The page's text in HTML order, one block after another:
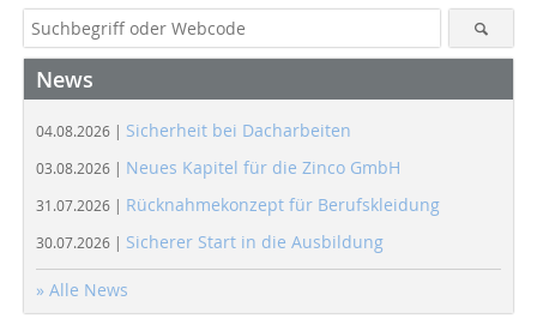
News
04.08.2026 | Sicherheit bei Dacharbeiten
03.08.2026 | Neues Kapitel für die Zinco GmbH
31.07.2026 | Rücknahmekonzept für Berufskleidung
30.07.2026 | Sicherer Start in die Ausbildung
» Alle News